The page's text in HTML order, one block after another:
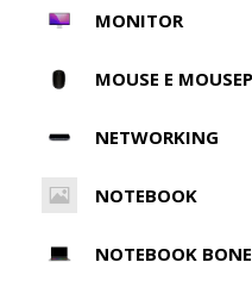
MONITOR
MOUSE E
NETWORKING
NOTEBOOK
NOTEBOOK